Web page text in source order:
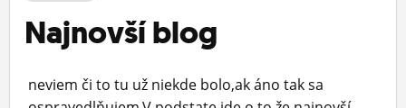
ČINŽIAK
Najnovší blog
neviem či to tu už niekde bolo,ak áno tak sa